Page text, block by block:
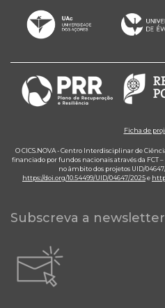
Ficha de
O CICS.NOVA - Centro Interdisciplinar de
financiado por fundos nacionais através da FCT –
no âmbito dos projetos UID/
https://doi.org/10.54499/UID/04647/2025e
Subscreva a newsletter